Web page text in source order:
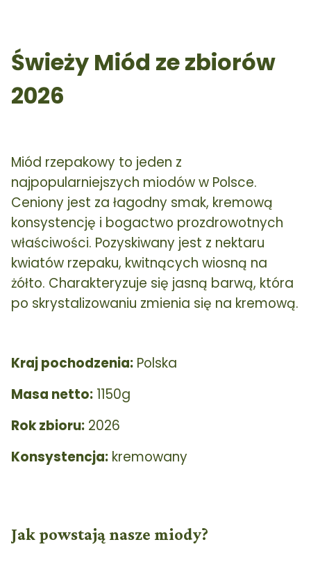
Świeży Miód ze zbiorów
2026
Miód rzepakowy to jeden z
najpopularniejszych miodów w Polsce.
Ceniony jest za łagodny smak, kremową
konsystencję i bogactwo prozdrowotnych
właściwości. Pozyskiwany jest z nektaru
kwiatów rzepaku, kwitnących wiosną na
żółto. Charakteryzuje się jasną barwą, która
po skrystalizowaniu zmienia się na kremową.
Kraj pochodzenia: Polska
Masa netto: 1150g
Rok zbioru: 2026
Konsystencja: kremowany
Jak powstają nasze miody?